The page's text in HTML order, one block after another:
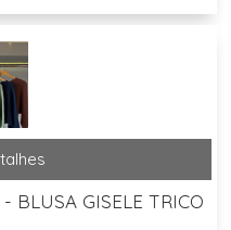
BLUSA GISELE TRICO